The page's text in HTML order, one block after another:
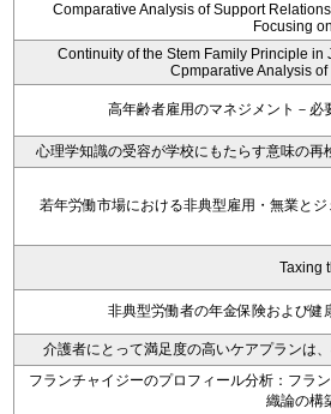
Comparative Analysis of Support
Focusing
Continuity of the Stem Family Principle in
Cpmparative Analysis
高年齢者雇用のマネジメント－必
心理学知識の受容が学校にもたらす意味の
若年労働市場における非典型雇用・無業と
Taxing
非典型労働者の年金保険および健
介護者にとって満足度の高いケアプランは
フランチャイジーのプロフィール分析：フラ
織論の構